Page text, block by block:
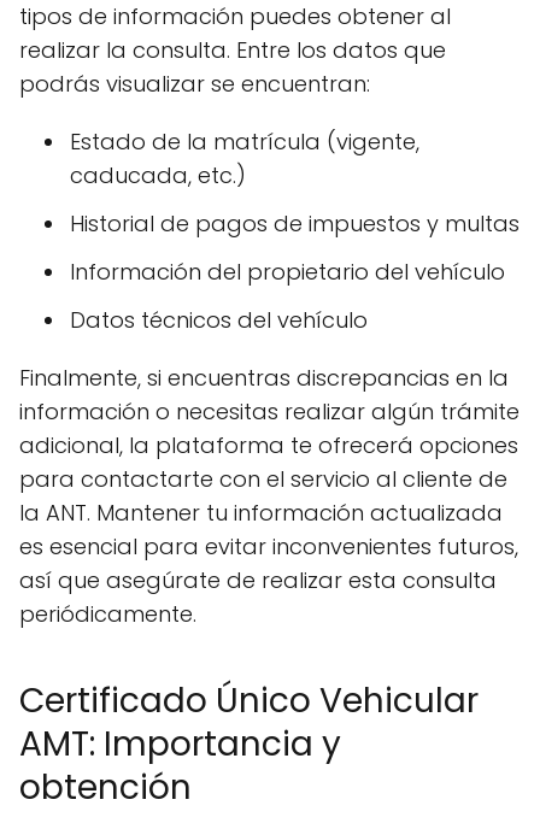
tipos de información puedes obtener al
realizar la consulta. Entre los datos que
podrás visualizar se encuentran:
Estado de la matrícula (vigente,
caducada, etc.)
Historial de pagos de impuestos y multas
Información del propietario del vehículo
Datos técnicos del vehículo
Finalmente, si encuentras discrepancias en la
información o necesitas realizar algún trámite
adicional, la plataforma te ofrecerá opciones
para contactarte con el servicio al cliente de
la ANT. Mantener tu información actualizada
es esencial para evitar inconvenientes futuros,
así que asegúrate de realizar esta consulta
periódicamente.
Certificado Único Vehicular
AMT: Importancia y
obtención